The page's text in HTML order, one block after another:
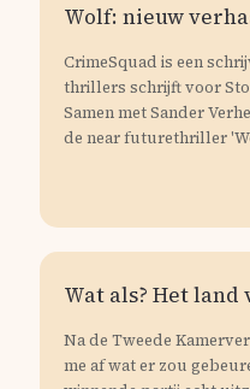
Wolf: nieuw
CrimeSquad is een
thrillers schrijft voor
Samen met Sander
de near futurethriller
Wat als? Het
Na de Tweede
me af wat er zou